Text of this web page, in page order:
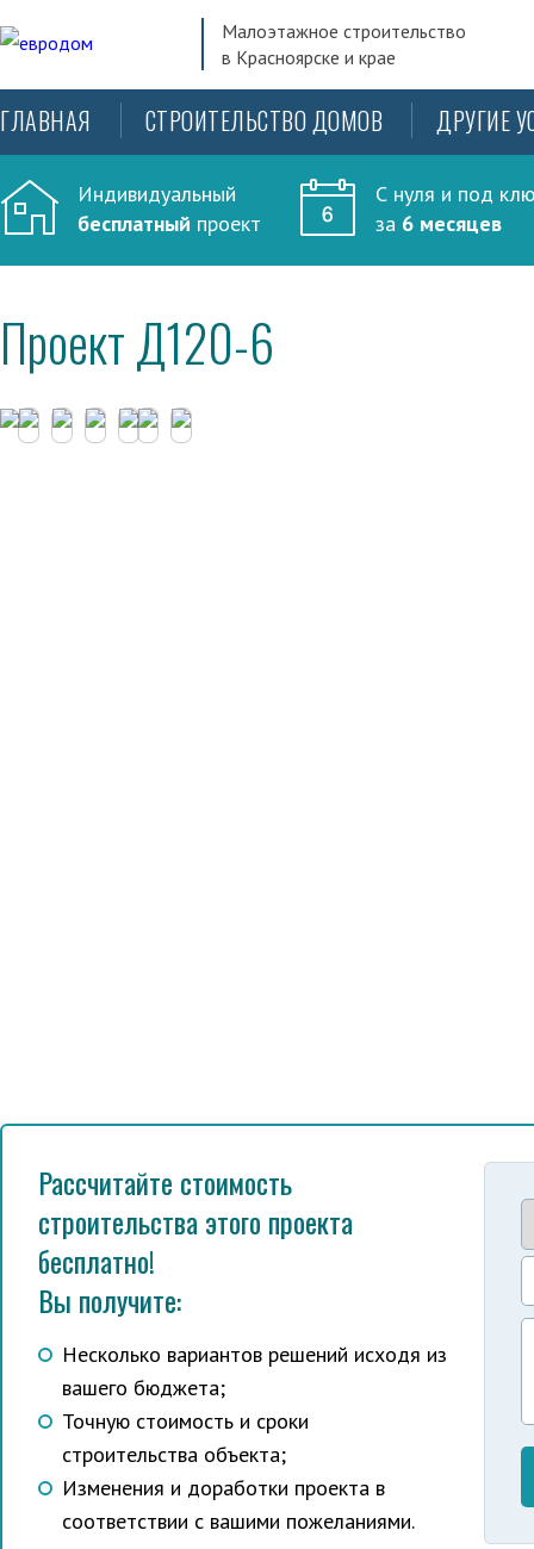
Малоэтажное строительство
в Красноярске и крае
ГЛАВНАЯ СТРОИТЕЛЬСТВО ДОМОВ ДРУГИЕ
Индивидуальный
бесплатный проект
С нуля и под
за 6 месяцев
Проект Д120-6
Рассчитайте стоимость
строительства этого проекта
бесплатно!
Вы получите:
Несколько вариантов решений исходя из
вашего бюджета;
Точную стоимость и сроки
строительства объекта;
Изменения и доработки проекта в
соответствии с вашими пожеланиями.